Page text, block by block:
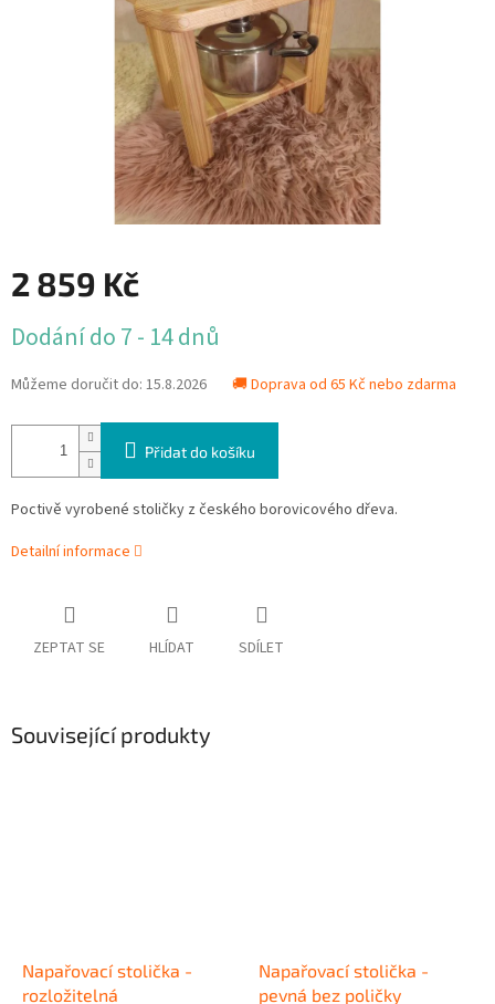
2 859 Kč
cena:
Dodání do 7 - 14 dnů
Můžeme doručit do: 15.8.2026 🚚 Doprava od 65 Kč nebo zdarma
Přidat do košíku
Poctivě vyrobené stoličky z českého borovicového dřeva.
Detailní informace
ZEPTAT SE HLÍDAT SDÍLET
Související produkty
Napařovací stolička -
rozložitelná
Napařovací stolička -
pevná bez poličky